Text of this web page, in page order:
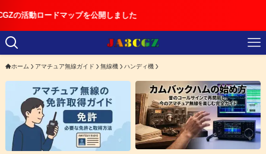
ップを公開しました
ホーム アマチュア無線ガイド 無線機 ハンディ機